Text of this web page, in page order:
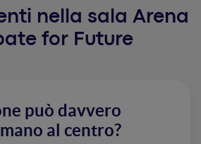
nella sala Arena
for Future
può davvero
al centro?